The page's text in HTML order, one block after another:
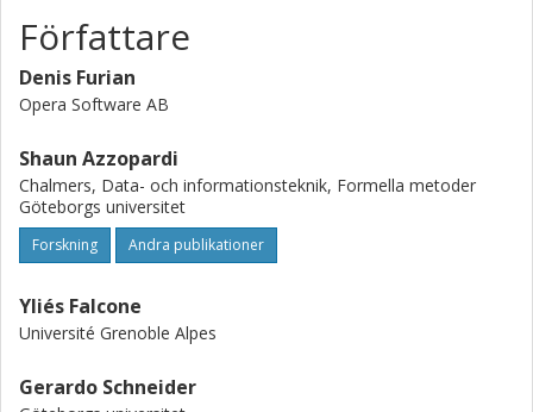
Författare
Denis Furian
Opera Software AB
Shaun Azzopardi
Chalmers, Data- och informationsteknik, Formella metoder
Göteborgs universitet
Forskning Andra publikationer
Yliés Falcone
Université Grenoble Alpes
Gerardo Schneider